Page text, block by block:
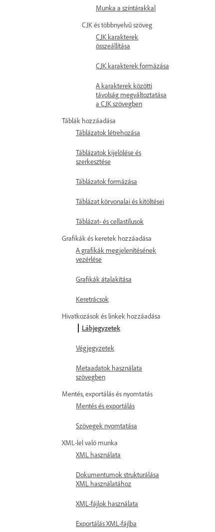
Munka a színtárakkal
CJK és többnyelvű szöveg
CJK karakterek
összeállítása
CJK karakterek formázása
A karakterek közötti
távolság megváltoztatása
a CJK szövegben
Táblák hozzáadása
Táblázatok létrehozása
Táblázatok kijelölése és
szerkesztése
Táblázatok formázása
Táblázat körvonalai és kitöltései
Táblázat- és cellastílusok
Grafikák és keretek hozzáadása
A grafikák megjelenítésének
vezérlése
Grafikák átalakítása
Keretrácsok
Hivatkozások és linkek hozzáadása
Lábjegyzetek
Végjegyzetek
Metaadatok használata
szövegben
Mentés, exportálás és nyomtatás
Mentés és exportálás
Szövegek nyomtatása
XML-lel való munka
XML használata
Dokumentumok strukturálása
XML használatához
XML-fájlok használata
Exportálás XML-fájlba